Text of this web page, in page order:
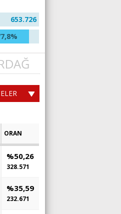
653.726
ORAN
%50,26
328.571
%35,59
232.671